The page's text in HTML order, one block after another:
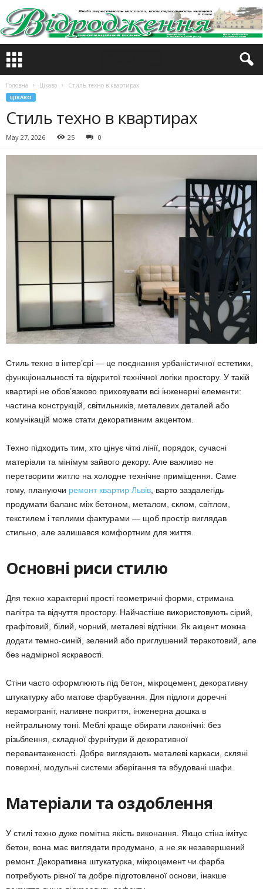
Головна Цікаво Стиль техно в квартирах
ЦІКАВО
Стиль техно в квартирах
May 27, 2026 25 0
Стиль техно в інтер’єрі — це поєднання урбаністичної естетики,
функціональності та відкритої технічної логіки простору. У такій
квартирі не обов’язково приховувати всі інженерні елементи:
частина конструкцій, світильників, металевих деталей або
комунікацій може стати декоративним акцентом.
Техно підходить тим, хто цінує чіткі лінії, порядок, сучасні
матеріали та мінімум зайвого декору. Але важливо не
перетворити житло на холодне технічне приміщення. Саме
тому, плануючи ремонт квартир Львів , варто заздалегідь
продумати баланс між бетоном, металом, склом, світлом,
текстилем і теплими фактурами — щоб простір виглядав
стильно, але залишався комфортним для життя.
Основні риси стилю
Для техно характерні прості геометричні форми, стримана
палітра та відчуття простору. Найчастіше використовують сірий,
графітовий, білий, чорний, металеві відтінки. Як акцент можна
додати темно-синій, зелений або приглушений теракотовий, але
без надмірної яскравості.
Стіни часто оформлюють під бетон, мікроцемент, декоративну
штукатурку або матове фарбування. Для підлоги доречні
керамограніт, наливне покриття, інженерна дошка в
нейтральному тоні. Меблі краще обирати лаконічні: без
різьблення, складної фурнітури й декоративної
перевантаженості. Добре виглядають металеві каркаси, скляні
поверхні, модульні системи зберігання та вбудовані шафи.
Матеріали та оздоблення
У стилі техно дуже помітна якість виконання. Якщо стіна імітує
бетон, вона має виглядати продумано, а не як незавершений
ремонт. Декоративна штукатурка, мікроцемент чи фарба
потребують рівної та добре підготовленої основи, інакше